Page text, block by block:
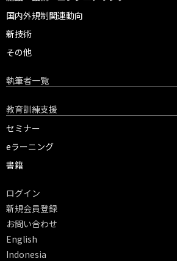
国内外規制関連動向
新技術
その他
執筆者一覧
教育訓練支援
セミナー
eラーニング
書籍
ログイン
新規会員登録
お問い合わせ
English
Indonesia